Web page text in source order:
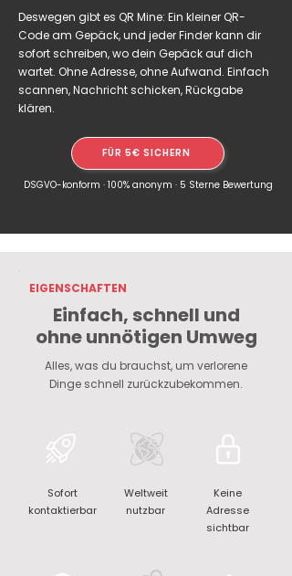
Deswegen gibt es QR Mine: Ein kleiner QR-
Code am Gepäck, und jeder Finder kann dir
sofort schreiben, wo dein Gepäck auf dich
wartet. Ohne Adresse, ohne Aufwand. Einfach
scannen, Nachricht schicken, Rückgabe
klären.
FÜR 5€ SICHERN
DSGVO-konform · 100% anonym · 5 Sterne Bewertung
EIGENSCHAFTEN
Einfach, schnell und
ohne unnötigen Umweg
Alles, was du brauchst, um verlorene
Dinge schnell zurückzubekommen.
Sofort
kontaktierbar
Weltweit
nutzbar
Keine
Adresse
sichtbar